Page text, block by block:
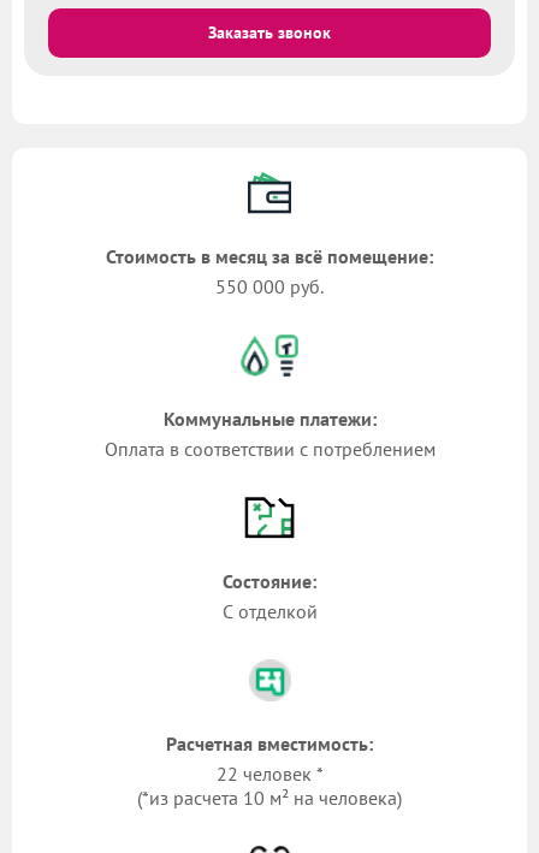
Заказать звонок
Стоимость в месяц за всё помещение:
550 000 руб.
Коммунальные платежи:
Оплата в соответствии с потреблением
Состояние:
С отделкой
Расчетная вместимость:
22 человек *
(*из расчета 10 м² на человека)